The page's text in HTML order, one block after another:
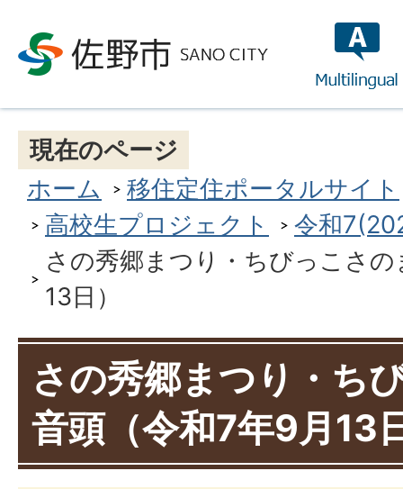
現在のページ
ホーム
移住定住ポータルサイト
高校生プロジェクト
令和
さの秀郷まつり・ちびっこさ
13日）
さの秀郷まつり・ち
音頭（令和7年9月13